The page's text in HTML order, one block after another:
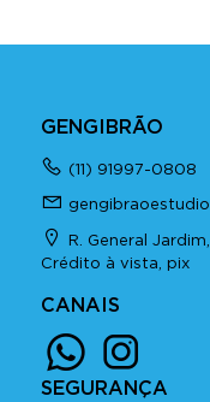
GENGIBRÃO
(11) 91997-0808
R. General
Crédito à vista, pix
CANAIS
SEGURANÇA